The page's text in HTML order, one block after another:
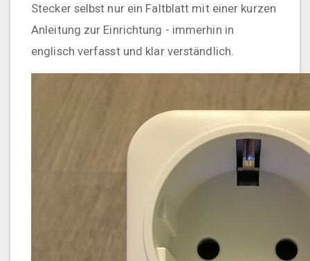
Stecker selbst nur ein Faltblatt mit einer kurzen
Anleitung zur Einrichtung - immerhin in
englisch verfasst und klar verständlich.